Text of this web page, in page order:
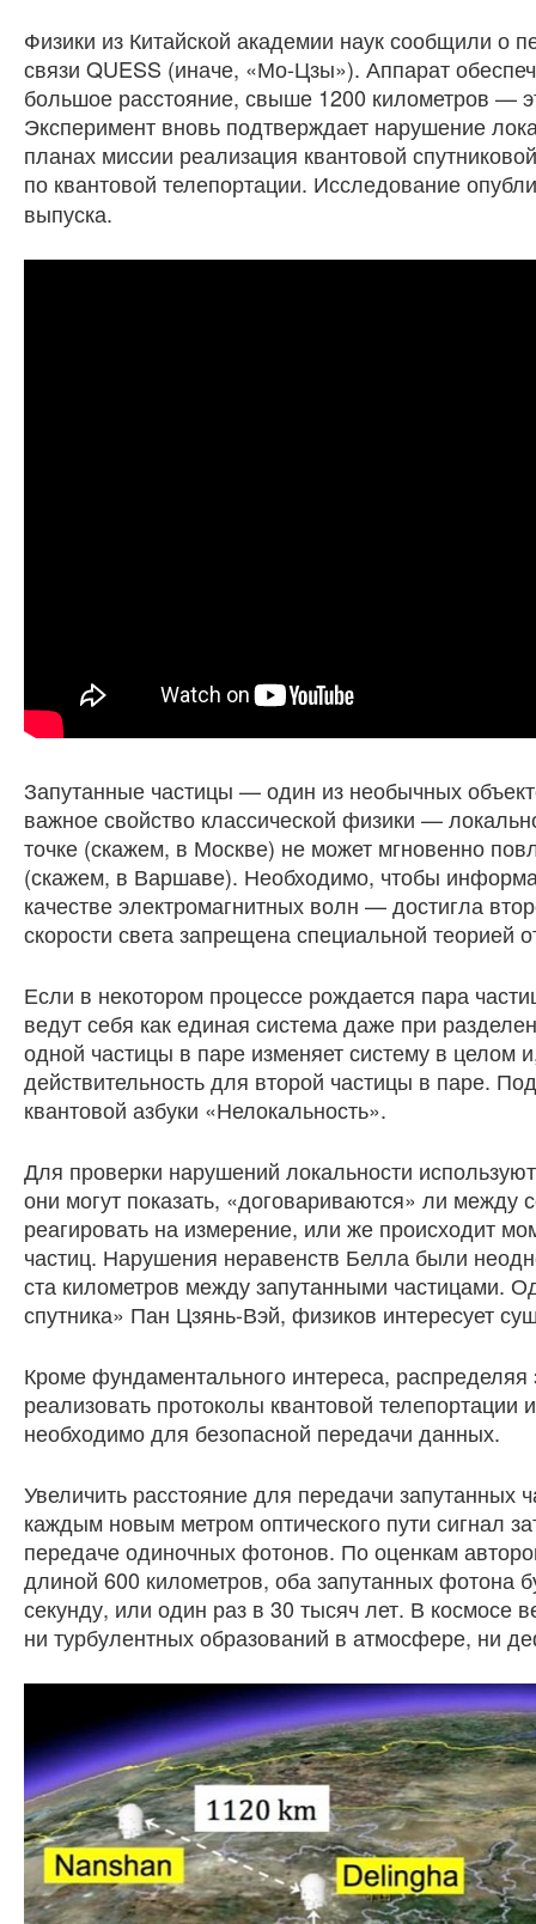
Физики из Китайской академии наук сообщили о
связи QUESS (иначе, «Мо-Цзы»). Аппарат
большое расстояние, свыше 1200 километров —
Эксперимент вновь подтверждает нарушение
планах миссии реализация квантовой
по квантовой телепортации. Исследование
выпуска.
Запутанные частицы — один из необычных
важное свойство классической физики —
точке (скажем, в Москве) не может мгновенно
(скажем, в Варшаве). Необходимо, чтобы
качестве электромагнитных волн — достигла
скорости света запрещена специальной теорией
Если в некотором процессе рождается пара
ведут себя как единая система даже при
одной частицы в паре изменяет систему в
действительность для второй частицы в паре.
квантовой азбуки «Нелокальность».
Для проверки нарушений локальности
они могут показать, «договариваются» ли между
реагировать на измерение, или же происходит
частиц. Нарушения неравенств Белла были
ста километров между запутанными частицами.
спутника» Пан Цзянь-Вэй, физиков интересует
Кроме фундаментального интереса,
реализовать протоколы квантовой
необходимо для безопасной передачи данных.
Увеличить расстояние для передачи запутанных
каждым новым метром оптического пути сигнал
передаче одиночных фотонов. По оценкам
длиной 600 километров, оба запутанных фотона
секунду, или один раз в 30 тысяч лет. В космосе
ни турбулентных образований в атмосфере, ни